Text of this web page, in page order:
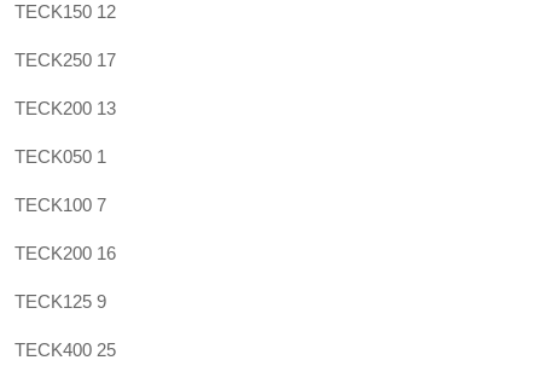
TECK150 12
TECK250 17
TECK200 13
TECK050 1
TECK100 7
TECK200 16
TECK125 9
TECK400 25